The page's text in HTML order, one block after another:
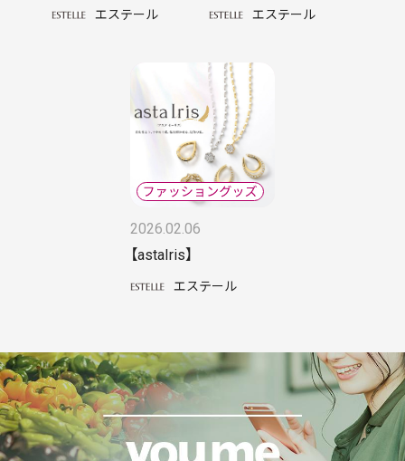
エステール エステール
2026.02.06
【astaIris】
エステール